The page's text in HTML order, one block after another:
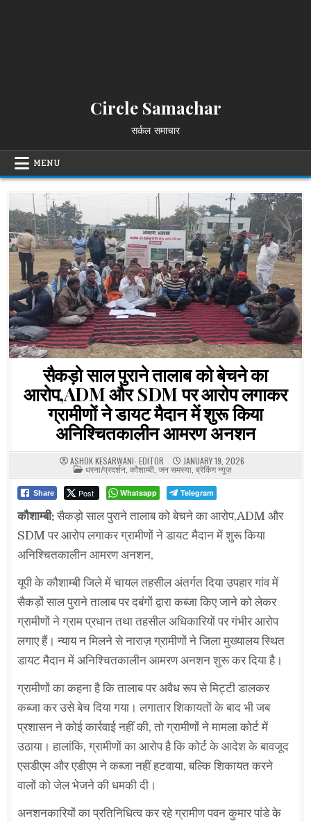
Circle Samachar
सर्कल समाचार
MENU
सैकड़ो साल पुराने तालाब को बेचने का
आरोप,ADM और SDM पर आरोप लगाकर
ग्रामीणों ने डायट मैदान में शुरू किया
अनिश्चितकालीन आमरण अनशन
ASHOK KESARWANI- EDITOR JANUARY 19, 2026
POSTED
IN
धरना/प्रदर्शन, कौशाम्बी, जन समस्या, ब्रेकिंग न्यूज़
Share Post Whatsapp Telegram
कौशाम्बी:सैकड़ो साल पुराने तालाब को बेचने का आरोप,ADM और
SDM पर आरोप लगाकर ग्रामीणों ने डायट मैदान में शुरू किया
अनिश्चितकालीन आमरण अनशन,
यूपी के कौशाम्बी जिले में चायल तहसील अंतर्गत दिया उपहार गांव में
सैकड़ों साल पुराने तालाब पर दबंगों द्वारा कब्जा किए जाने को लेकर
ग्रामीणों ने ग्राम प्रधान तथा तहसील अधिकारियों पर गंभीर आरोप
लगाए हैं। न्याय न मिलने से नाराज़ ग्रामीणों ने जिला मुख्यालय स्थित
डायट मैदान में अनिश्चितकालीन आमरण अनशन शुरू कर दिया है।
ग्रामीणों का कहना है कि तालाब पर अवैध रूप से मिट्टी डालकर
कब्जा कर उसे बेच दिया गया। लगातार शिकायतों के बाद भी जब
प्रशासन ने कोई कार्रवाई नहीं की, तो ग्रामीणों ने मामला कोर्ट में
उठाया। हालांकि, ग्रामीणों का आरोप है कि कोर्ट के आदेश के बावजूद
एसडीएम और एडीएम ने कब्जा नहीं हटवाया, बल्कि शिकायत करने
वालों को जेल भेजने की धमकी दी।
अनशनकारियों का प्रतिनिधित्व कर रहे ग्रामीण पवन कुमार पांडे के